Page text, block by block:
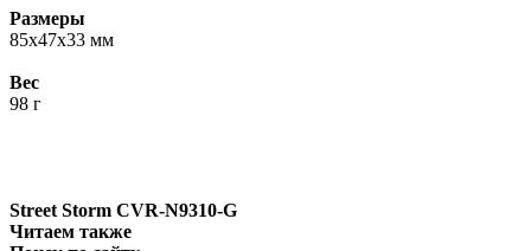
Размеры
85x47x33 мм
Вес
98 г
Street Storm CVR-N9310-G
Читаем также